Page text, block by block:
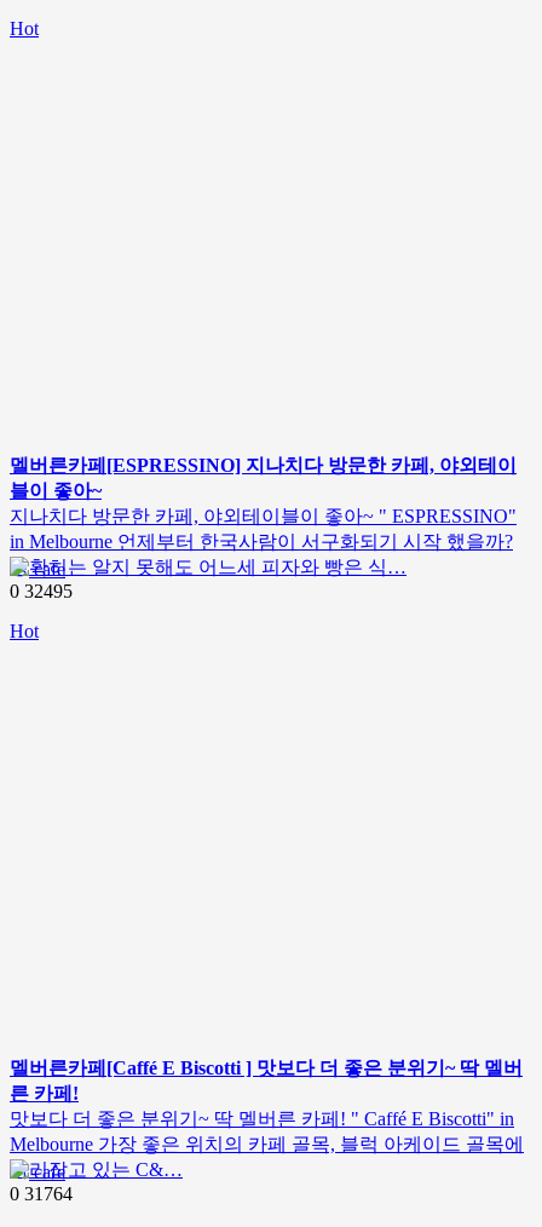
Hot
멜버른카페[ESPRESSINO] 지나치다 방문한 카페, 야외테이
블이 좋아~
지나치다 방문한 카페, 야외테이블이 좋아~ " ESPRESSINO"
in Melbourne 언제부터 한국사람이 서구화되기 시작 했을까?
정확히는 알지 못해도 어느세 피자와 빵은 식…
cafe
0 32495
Hot
멜버른카페[Caffé E Biscotti ] 맛보다 더 좋은 분위기~ 딱 멜버
른 카페!
맛보다 더 좋은 분위기~ 딱 멜버른 카페! " Caffé E Biscotti" in
Melbourne 가장 좋은 위치의 카페 골목, 블럭 아케이드 골목에
자리잡고 있는 C&…
cafe
0 31764